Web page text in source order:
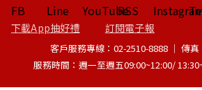
下載App抽好禮 訂閱電子報
客戶服務專線：02-2510-8888 │ 傳真
服務時間：週一至週五09:00~12:00/